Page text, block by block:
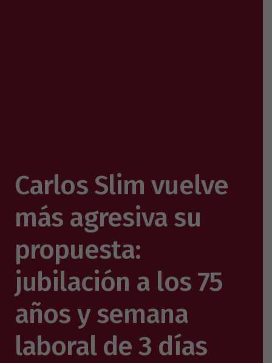
Carlos Slim vuelve
más agresiva su
propuesta:
jubilación a los 75
años y semana
laboral de 3 días